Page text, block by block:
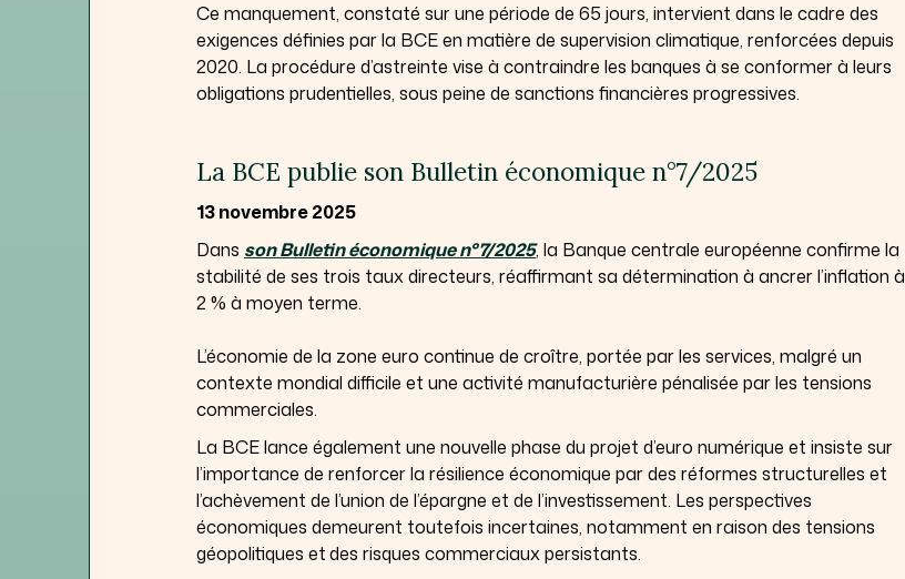
Ce manquement, constaté sur une période de 65 jours, intervient dans le cadre des
exigences définies par la BCE en matière de supervision climatique, renforcées depuis
2020. La procédure d’astreinte vise à contraindre les banques à se conformer à leurs
obligations prudentielles, sous peine de sanctions financières progressives.
La BCE publie son Bulletin économique n°7/2025
13 novembre 2025
Dans son Bulletin économique n°7/2025, la Banque centrale européenne confirme la
stabilité de ses trois taux directeurs, réaffirmant sa détermination à ancrer l’inflation à
2 % à moyen terme.
L’économie de la zone euro continue de croître, portée par les services, malgré un
contexte mondial difficile et une activité manufacturière pénalisée par les tensions
commerciales.
La BCE lance également une nouvelle phase du projet d’euro numérique et insiste sur
l’importance de renforcer la résilience économique par des réformes structurelles et
l’achèvement de l’union de l’épargne et de l’investissement. Les perspectives
économiques demeurent toutefois incertaines, notamment en raison des tensions
géopolitiques etdes risques commerciaux persistants.